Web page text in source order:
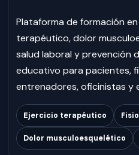
Plataforma de formación
terapéutico, dolor
salud laboral y prevención
educativo para pacientes,
entrenadores, oficinistas y
Ejercicio terapéutico
Dolor musculoesquelético